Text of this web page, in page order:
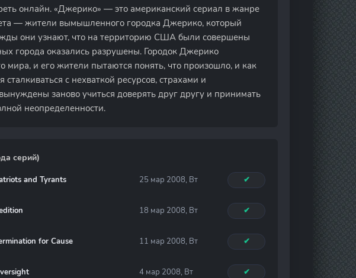
онлайн. «Джерико» — это американский сериал в жанре
— жители вымышленного городка Джерико, который
они узнают, что на территорию США были совершены
города оказались разрушены. Городок Джерико
мира, и его жители пытаются понять, что произошло, и как
с нехваткой ресурсов, страхами и
заново учиться доверять друг другу и принимать
неопределенности.
серий)
and Tyrants 25 мар 2008, Вт ✔
18 мар 2008, Вт ✔
for Cause 11 мар 2008, Вт ✔
4 мар 2008, Вт ✔